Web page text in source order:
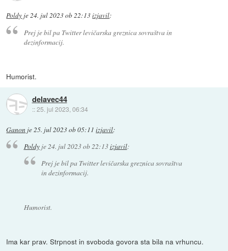
Poldy je24. jul 2023 ob 22:13izjavil:
Prej je bil pa Twitter levičarska greznica sovraštva in
dezinformacij.
Humorist.
delavec44
::25. jul 2023, 06:34
Ganon je25. jul 2023 ob 05:11 izjavil:
Poldyje24. jul 2023 ob 22:13izjavil:
Prej je bil pa Twitter levičarska greznica sovraštva
in dezinformacij.
Humorist.
Ima kar prav. Strpnost in svoboda govora sta bila na vrhuncu.